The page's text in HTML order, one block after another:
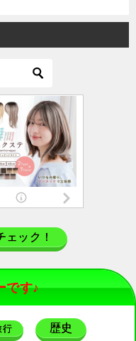
ック！
です♪
行 歴史